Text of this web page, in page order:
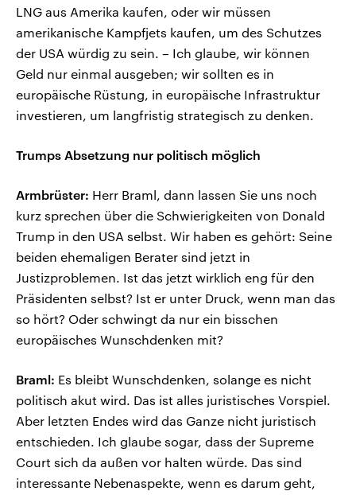
LNG aus Amerika kaufen, oder wir müssen
amerikanische Kampfjets kaufen, um des Schutzes
der USA würdig zu sein. – Ich glaube, wir können
Geld nur einmal ausgeben; wir sollten es in
europäische Rüstung, in europäische Infrastruktur
investieren, um langfristig strategisch zu denken.
Trumps Absetzung nur politisch möglich
Armbrüster: Herr Braml, dann lassen Sie uns noch
kurz sprechen über die Schwierigkeiten von Donald
Trump in den USA selbst. Wir haben es gehört: Seine
beiden ehemaligen Berater sind jetzt in
Justizproblemen. Ist das jetzt wirklich eng für den
Präsidenten selbst? Ist er unter Druck, wenn man das
so hört? Oder schwingt da nur ein bisschen
europäisches Wunschdenken mit?
Braml: Es bleibt Wunschdenken, solange es nicht
politisch akut wird. Das ist alles juristisches Vorspiel.
Aber letzten Endes wird das Ganze nicht juristisch
entschieden. Ich glaube sogar, dass der Supreme
Court sich da außen vor halten würde. Das sind
interessante Nebenaspekte, wenn es darum geht,